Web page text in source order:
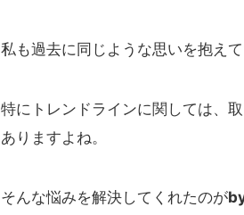
私も過去に同じような思いを抱えて
特にトレンドラインに関しては、
ありますよね。
そんな悩みを解決してくれたのが